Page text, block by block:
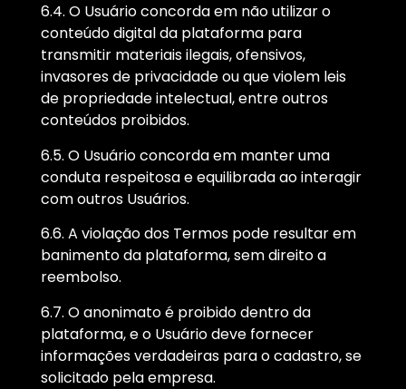
6.4. O Usuário concorda em não utilizar o
conteúdo digital da plataforma para
transmitir materiais ilegais, ofensivos,
invasores de privacidade ou que violem leis
de propriedade intelectual, entre outros
conteúdos proibidos.
6.5. O Usuário concorda em manter uma
conduta respeitosa e equilibrada ao interagir
com outros Usuários.
6.6. A violação dos Termos pode resultar em
banimento da plataforma, sem direito a
reembolso.
6.7. O anonimato é proibido dentro da
plataforma, e o Usuário deve fornecer
informações verdadeiras para o cadastro, se
solicitado pela empresa.